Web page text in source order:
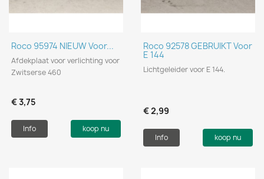
Roco 95974 NIEUW Voor...
Afdekplaat voor verlichting voor
Zwitserse 460
€ 3,75
Info koop nu
Roco 92578 GEBRUIKT Voor
E 144
Lichtgeleider voor E 144.
€ 2,99
Info koop nu